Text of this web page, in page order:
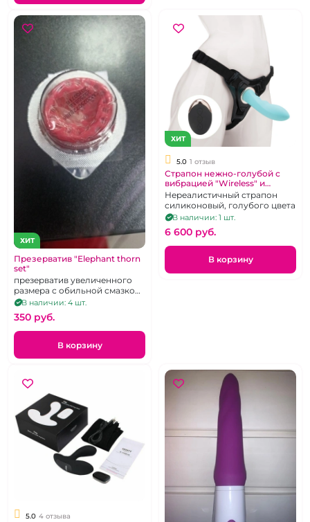
ХИТ
Презерватив "Elephant thorn
set"
презерватив увеличенного
размера с обильной смазкой
и дополнительным рельефом
для стимуляции
В наличии: 4 шт.
350 pуб.
В корзину
ХИТ
5.0 1 отзыв
Страпон нежно-голубой с
вибрацией "Wireless" и
пультом дистанционного
управления
Нереалистичный страпон
силиконовый, голубого цвета
В наличии: 1 шт.
6 600 pуб.
В корзину
5.0 4 отзыва